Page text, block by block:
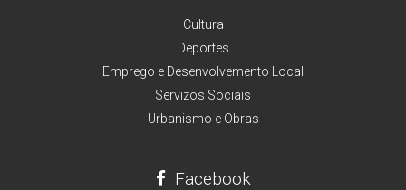
Cultura
Deportes
Emprego e Desenvolvemento Local
Servizos Sociais
Urbanismo e Obras
Facebook